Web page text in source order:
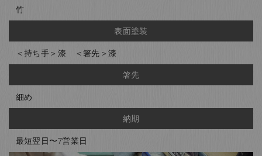
竹
表面塗装
＜持ち手＞漆 ＜箸先＞漆
箸先
細め
納期
最短翌日〜7営業日